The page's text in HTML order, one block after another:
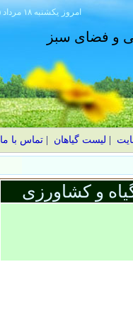
۱۴۰۵ يکشنبه ۱۸ مرداد امروز
و فضای سبز
لیست گیاهان |تماس با ما
و کشاورزی